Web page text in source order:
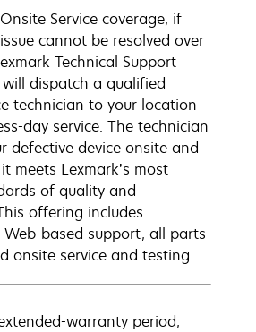
Service coverage, if
cannot be resolved over
Technical Support
dispatch a qualified
technician to your location
day service. The technician
defective device onsite and
meets Lexmark’s most
of quality and
offering includes
based support, all parts
onsite service and testing.
warranty period,